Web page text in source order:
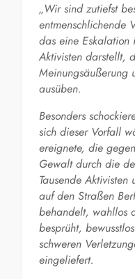
„Wir sind zutiefst
entmenschlichende
das eine
Aktivisten darstellt,
Meinungsäußerung
ausüben.
Besonders
sich dieser Vorfall
ereignete, die
Gewalt durch die
Tausende
auf den Straßen
behandelt, wahllos
besprüht,
schweren
eingeliefert.